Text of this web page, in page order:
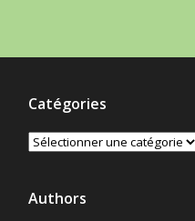
Catégories
Catégories
Authors